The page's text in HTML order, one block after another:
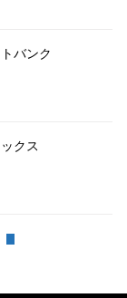
バンク
クス